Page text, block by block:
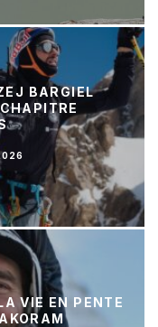
BARGIEL
VIE EN PENTE